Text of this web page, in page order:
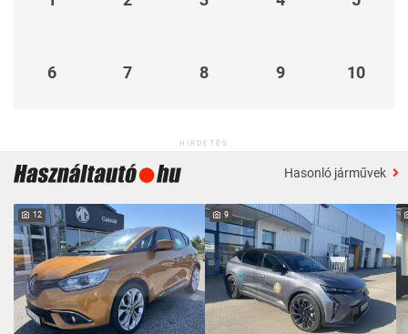
6 7 8 9 10
HIRDETÉS
Hasonló járművek
12 9